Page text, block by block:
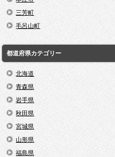
三芳町
毛呂山町
都道府県カテゴリー
北海道
青森県
岩手県
秋田県
宮城県
山形県
福島県